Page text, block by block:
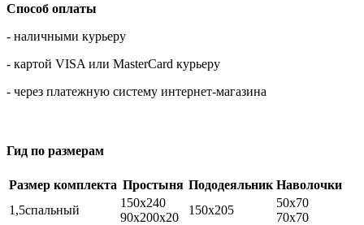
Способ оплаты
- наличными курьеру
- картой VISA или MasterCard курьеру
- через платежную систему интернет-магазина
Гид по размерам
Размер комплекта Простыня Пододеяльник Наволочки
1,5спальный
150х240
90х200х20
150х205
50х70
70х70